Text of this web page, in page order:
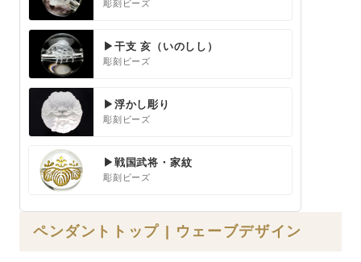
彫刻ビーズ
▶干支 亥（いのしし）
彫刻ビーズ
▶浮かし彫り
彫刻ビーズ
▶戦国武将・家紋
彫刻ビーズ
ペンダントトップ | ウェーブデザイン